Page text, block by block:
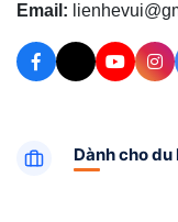
Email:
Dành cho